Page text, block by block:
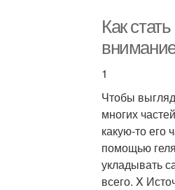
Как
1
Чтобы
многих
какую-то его
помощью
укладывать
всего. X